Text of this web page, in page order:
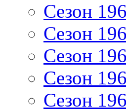
Сезон
Сезон
Сезон
Сезон
Сезон